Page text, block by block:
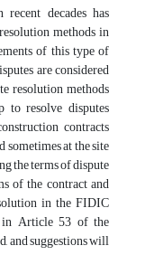
decades has
methods in
of this type of
are considered
resolution methods
resolve disputes
contracts
at the site
the terms of dispute
of the contract and
in the FIDIC
in Article 53 of the
and suggestions will